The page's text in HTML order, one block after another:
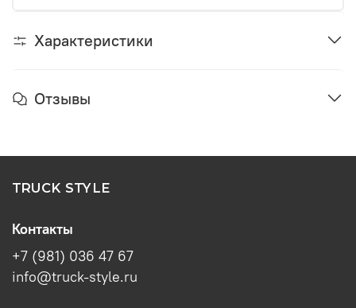
Характеристики
Отзывы
TRUCK STYLE
Контакты
+7 (981) 036 47 67
info@truck-style.ru